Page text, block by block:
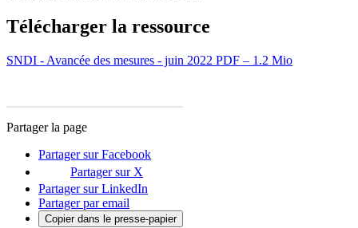
Télécharger la ressource
SNDI - Avancée des mesures - juin 2022 PDF – 1.2 Mio
Partager la page
Partager sur Facebook
Partager sur X
Partager sur LinkedIn
Partager par email
Copier dans le presse-papier